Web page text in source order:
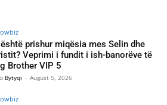
prishur miqësia mes Selin dhe
Veprimi i fundit i ish-banorëve të
Brother VIP 5
Bytyqi - August 5, 2026